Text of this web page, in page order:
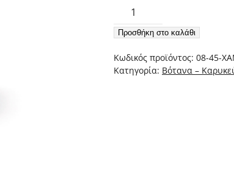
Χαμομήλι
45γρ.
ποσότητα
Προσθήκη στο καλάθι
Κωδικός προϊόντος: 08-45-
Κατηγορία: Βότανα –